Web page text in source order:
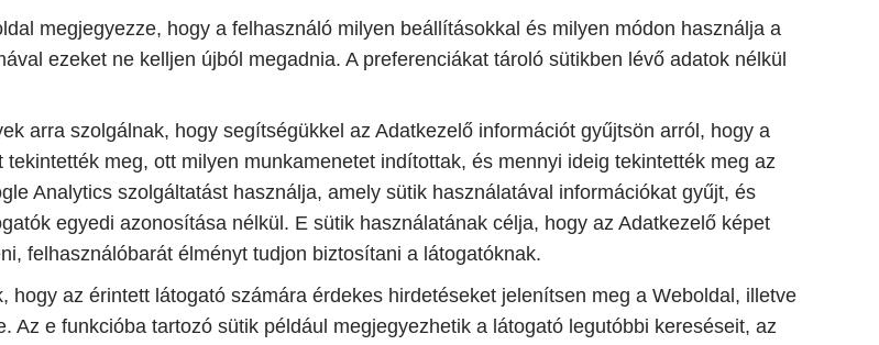
megjegyezze, hogy a felhasználó milyen beállításokkal és milyen módon használja a
ezeket ne kelljen újból megadnia. A preferenciákat tároló sütikben lévő adatok nélkül
arra szolgálnak, hogy segítségükkel az Adatkezelő információt gyűjtsön arról, hogy a
meg, ott milyen munkamenetet indítottak, és mennyi ideig tekintették meg az
Analytics szolgáltatást használja, amely sütik használatával információkat gyűjt, és
egyedi azonosítása nélkül. E sütik használatának célja, hogy az Adatkezelő képet
felhasználóbarát élményt tudjon biztosítani a látogatóknak.
az érintett látogató számára érdekes hirdetéseket jelenítsen meg a Weboldal, illetve
Az e funkcióba tartozó sütik például megjegyezhetik a látogató legutóbbi kereséseit, az